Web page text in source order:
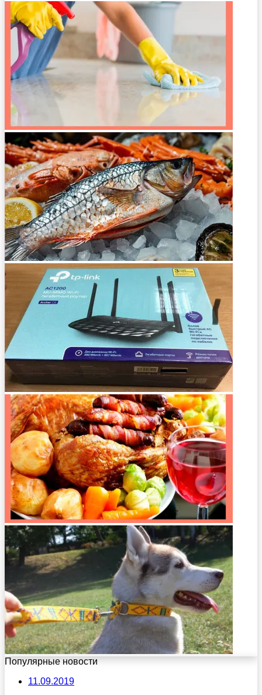
Популярные новости
11.09.2019